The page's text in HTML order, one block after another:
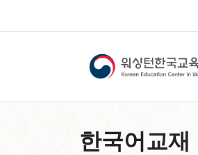
한국어교재